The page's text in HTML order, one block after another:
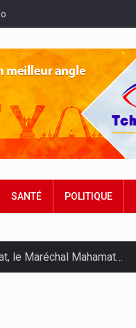
SANTÉ POLITIQUE
le Maréchal Mahamat…
Elit.com a organisé ce…